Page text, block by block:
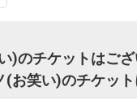
のチケットはござ
笑い)のチケッ